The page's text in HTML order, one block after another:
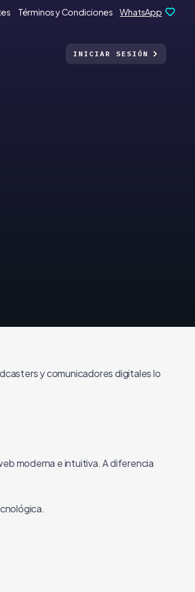
Términos y Condiciones WhatsApp
INICIAR SESIÓN
y comunicadores digitales lo
moderna e intuitiva. A diferencia